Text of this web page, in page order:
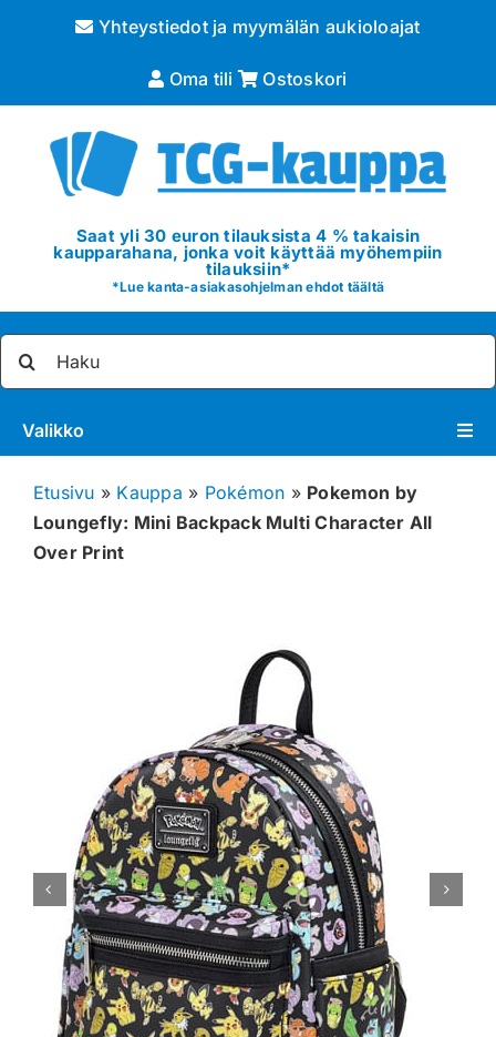
Yhteystiedot ja myymälän aukioloajat
Oma tili Ostoskori
Saat yli 30 euron tilauksista 4 % takaisin
kaupparahana, jonka voit käyttää myöhempiin
tilauksiin*
*Lue kanta-asiakasohjelman ehdot täältä
Valikko
Pokémon
Muut keräilykortit
Greidatut kortit
Irtokortit
Rip & Ship
Greidauspalvelu
Etusivu » Kauppa » Pokémon » Pokemon by
Loungefly: Mini Backpack Multi Character All
Over Print